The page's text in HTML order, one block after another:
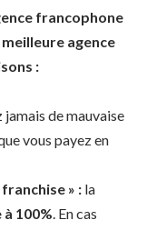
francophone
meilleure agence
:
jamais de mauvaise
vous payez en
» : la
100%. En cas